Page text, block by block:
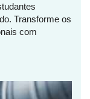
Transforme os
com